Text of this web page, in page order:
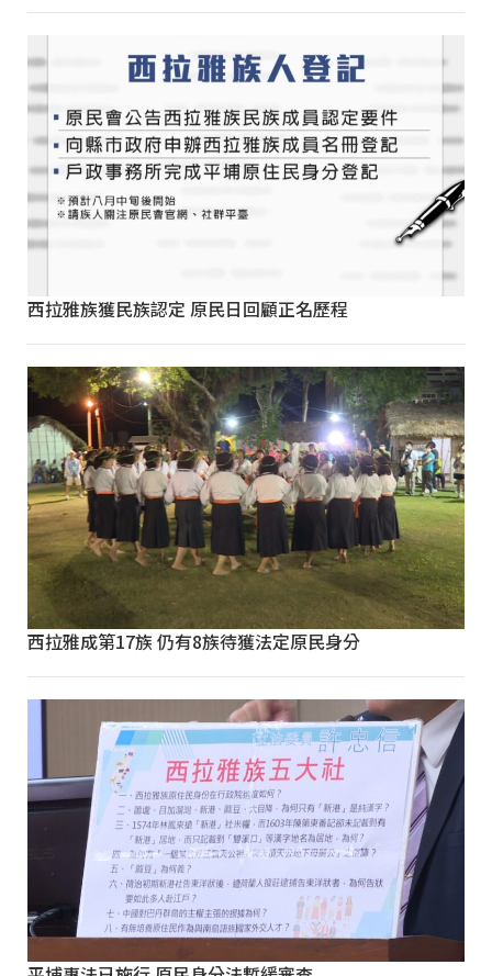
西拉雅族獲民族認定 原民日回顧正名歷程
西拉雅成第17族 仍有8族待獲法定原民身分